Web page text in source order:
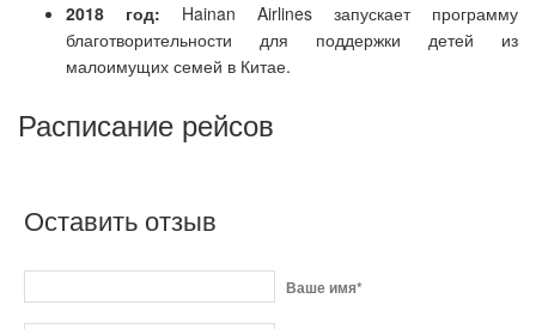
2018 год: Hainan Airlines запускает программу
благотворительности для поддержки детей из
малоимущих семей в Китае.
Расписание рейсов
Оставить отзыв
Ваше имя*